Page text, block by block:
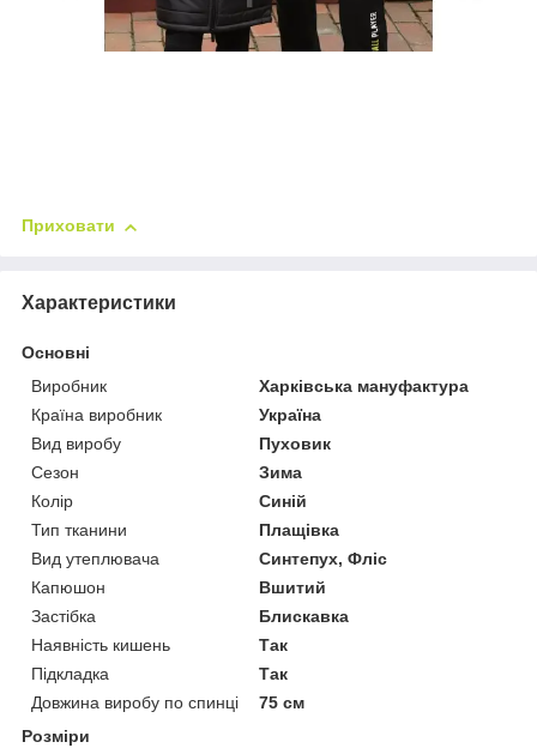
Приховати
Характеристики
Основні
Виробник
Харківська мануфактура
Країна виробник
Україна
Вид виробу
Пуховик
Сезон
Зима
Колір
Синій
Тип тканини
Плащівка
Вид утеплювача
Синтепух, Фліс
Капюшон
Вшитий
Застібка
Блискавка
Наявність кишень
Так
Підкладка
Так
Довжина виробу по спинці
75 см
Розміри